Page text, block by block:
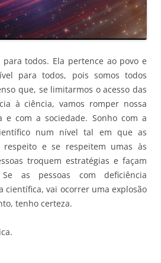
todos. Ela pertence ao povo e
para todos, pois somos todos
que, se limitarmos o acesso das
à ciência, vamos romper nossa
e com a sociedade. Sonho com a
num nível tal em que as
respeito e se respeitem umas às
troquem estratégias e façam
as pessoas com deficiência
científica, vai ocorrer uma explosão
tenho certeza.